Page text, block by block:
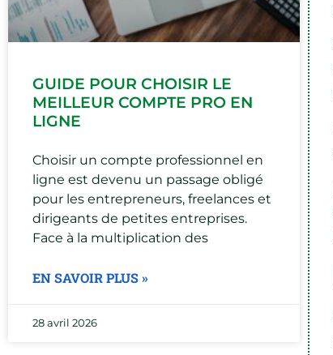
GUIDE POUR CHOISIR LE
MEILLEUR COMPTE PRO EN
LIGNE
Choisir un compte professionnel en
ligne est devenu un passage obligé
pour les entrepreneurs, freelances et
dirigeants de petites entreprises.
Face à la multiplication des
EN SAVOIR PLUS »
28 avril 2026